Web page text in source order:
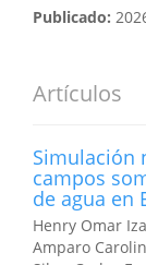
Publicado:
Artículos
Simulación
campos
de agua en
Henry Omar
Amparo